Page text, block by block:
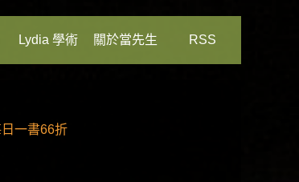
Lydia 學術 關於當先生 RSS